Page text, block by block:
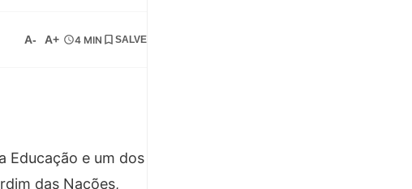
A- A+ 4 MIN SALVE
Educação e um dos
das Nações,